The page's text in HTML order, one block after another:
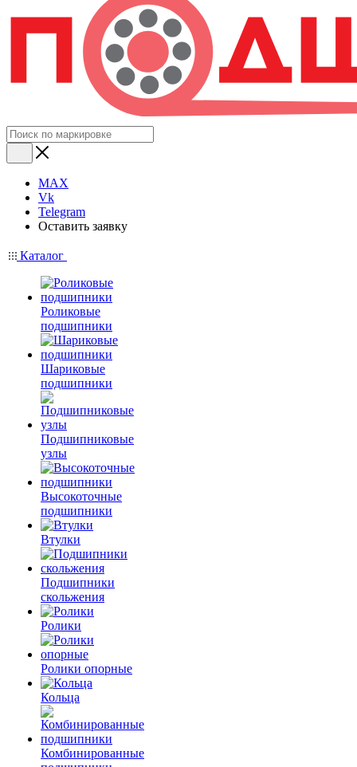
MAX
Vk
Telegram
Оставить заявку
Каталог
Роликовые
подшипники
Шариковые
подшипники
Подшипниковые
узлы
Высокоточные
подшипники
Втулки
Подшипники
скольжения
Ролики
Ролики опорные
Кольца
Комбинированные